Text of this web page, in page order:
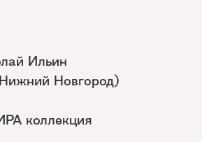
Ильин
Новгород)
коллекция